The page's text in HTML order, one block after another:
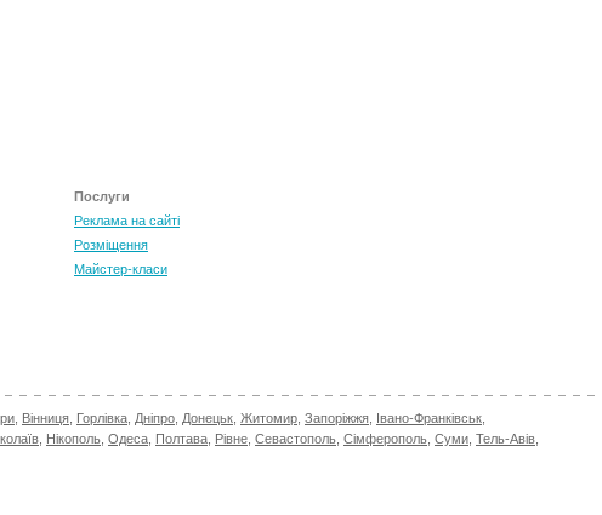
Послуги
Реклама на сайті
Розміщення
Майстер-класи
Вінниця Горлівка Дніпро Донецьк Житомир Запоріжжя Івано-Франківськ
Нікополь Одеса Полтава Рівне Севастополь Сімферополь Суми Тель-Авів